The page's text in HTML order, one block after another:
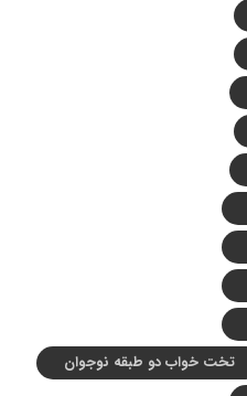
تخت خواب دو طبقه نوجوان